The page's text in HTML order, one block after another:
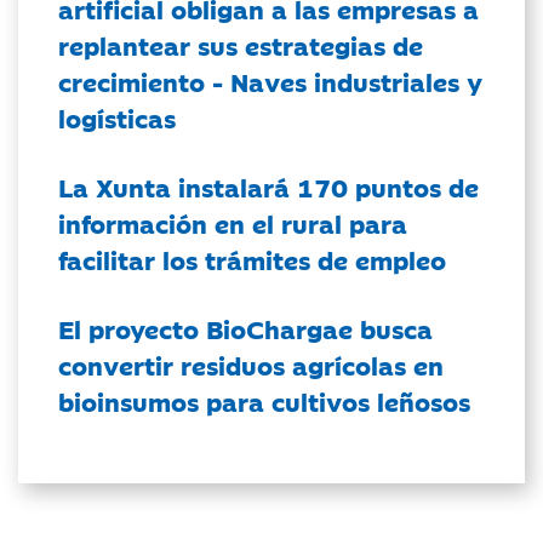
artificial obligan a las empresas a
replantear sus estrategias de
crecimiento - Naves industriales y
logísticas
La Xunta instalará 170 puntos de
información en el rural para
facilitar los trámites de empleo
El proyecto BioChargae busca
convertir residuos agrícolas en
bioinsumos para cultivos leñosos